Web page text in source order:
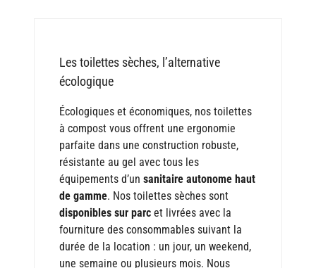
Les toilettes sèches, l’alternative
écologique
Écologiques et économiques, nos toilettes
à compost vous offrent une ergonomie
parfaite dans une construction robuste,
résistante au gel avec tous les
équipements d’unsanitaire autonome haut
de gamme. Nos toilettes sèches sont
disponibles sur parc et livrées avec la
fourniture des consommables suivant la
durée de la location : un jour, un weekend,
une semaine ou plusieurs mois. Nous